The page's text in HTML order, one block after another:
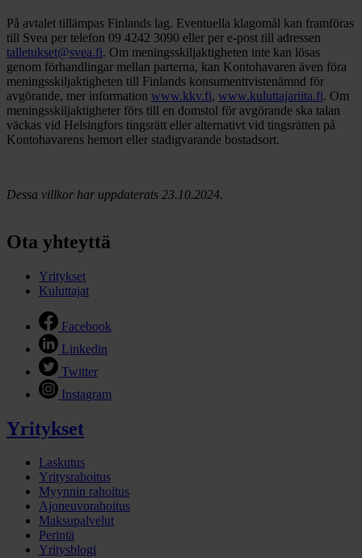
På avtalet tillämpas Finlands lag. Eventuella klagomål kan framföras
till Svea per telefon 09 4242 3090 eller per e-post till adressen
talletukset@svea.fi. Om meningsskiljaktigheten inte kan lösas
genom förhandlingar mellan parterna, kan Kontohavaren även föra
meningsskiljaktigheten till Finlands konsumenttvistenämnd för
avgörande, mer information www.kkv.fi, www.kuluttajariita.fi. Om
meningsskiljaktigheter förs till en domstol för avgörande ska talan
väckas vid Helsingfors tingsrätt eller alternativt vid tingsrätten på
Kontohavarens hemort eller stadigvarande bostadsort.
Dessa villkor har uppdaterats 23.10.2024.
Ota yhteyttä
Yritykset
Kuluttajat
Facebook
Linkedin
Twitter
Instagram
Yritykset
Laskutus
Yritysrahoitus
Myynnin rahoitus
Ajoneuvorahoitus
Maksupalvelut
Perintä
Yritysblogi